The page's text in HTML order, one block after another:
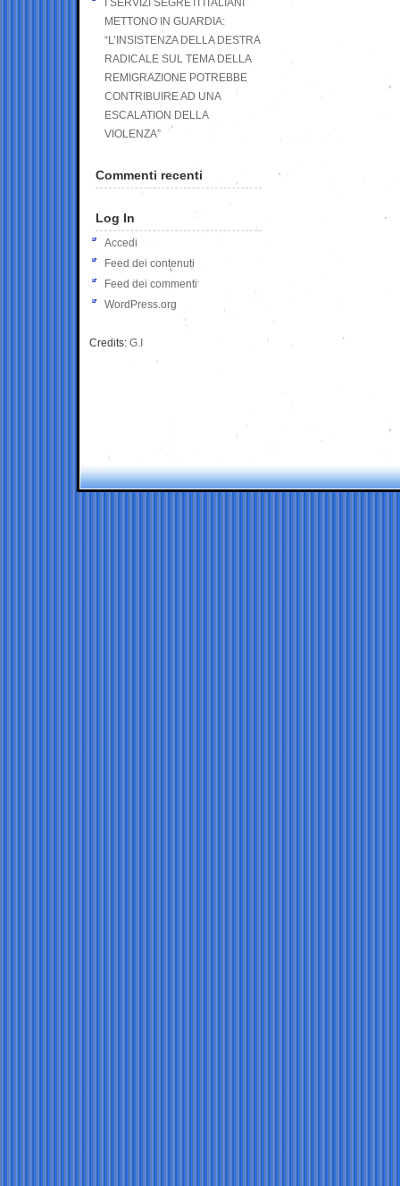
I SERVIZI SEGRETI ITALIANI
METTONO IN GUARDIA:
“L’INSISTENZA DELLA DESTRA
RADICALE SUL TEMA DELLA
REMIGRAZIONE POTREBBE
CONTRIBUIRE AD UNA
ESCALATION DELLA
VIOLENZA”
Commenti recenti
Log In
Accedi
Feed dei contenuti
Feed dei commenti
WordPress.org
Credits: G.I